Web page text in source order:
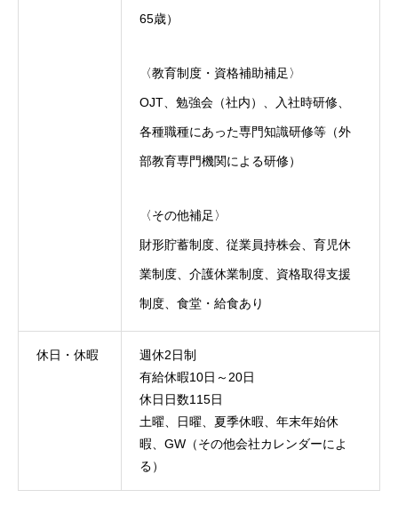
65歳）
〈教育制度・資格補助補足〉
OJT、勉強会（社内）、入社時研修、
各種職種にあった専門知識研修等（外
部教育専門機関による研修）
〈その他補足〉
財形貯蓄制度、従業員持株会、育児休
業制度、介護休業制度、資格取得支援
制度、食堂・給食あり
休日・休暇
週休2日制
有給休暇10日～20日
休日日数115日
土曜、日曜、夏季休暇、年末年始休
暇、GW（その他会社カレンダーによ
る）